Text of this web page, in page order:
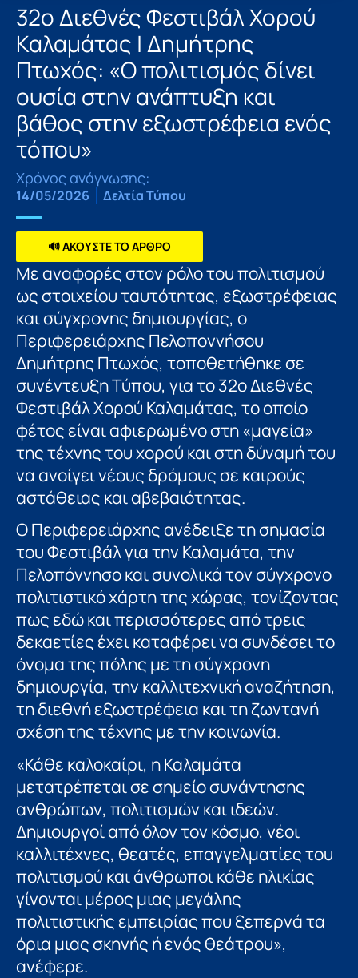
32ο Διεθνές Φεστιβάλ Χορού
Καλαμάτας | Δημήτρης
Πτωχός: «Ο πολιτισμός δίνει
ουσία στην ανάπτυξη και
βάθος στην εξωστρέφεια ενός
τόπου»
Χρόνος ανάγνωσης:
14/05/2026 Δελτία Τύπου
🔊 ΑΚΟΥΣΤΕ ΤΟ ΑΡΘΡΟ
Με αναφορές στον ρόλο του πολιτισμού
ως στοιχείου ταυτότητας, εξωστρέφειας
και σύγχρονης δημιουργίας, ο
Περιφερειάρχης Πελοποννήσου
Δημήτρης Πτωχός, τοποθετήθηκε σε
συνέντευξη Τύπου, για το 32ο Διεθνές
Φεστιβάλ Χορού Καλαμάτας, το οποίο
φέτος είναι αφιερωμένο στη «μαγεία»
της τέχνης του χορού και στη δύναμή του
να ανοίγει νέους δρόμους σε καιρούς
αστάθειας και αβεβαιότητας.
Ο Περιφερειάρχης ανέδειξε τη σημασία
του Φεστιβάλ για την Καλαμάτα, την
Πελοπόννησο και συνολικά τον σύγχρονο
πολιτιστικό χάρτη της χώρας, τονίζοντας
πως εδώ και περισσότερες από τρεις
δεκαετίες έχει καταφέρει να συνδέσει το
όνομα της πόλης με τη σύγχρονη
δημιουργία, την καλλιτεχνική αναζήτηση,
τη διεθνή εξωστρέφεια και τη ζωντανή
σχέση της τέχνης με την κοινωνία.
«Κάθε καλοκαίρι, η Καλαμάτα
μετατρέπεται σε σημείο συνάντησης
ανθρώπων, πολιτισμών και ιδεών.
Δημιουργοί από όλον τον κόσμο, νέοι
καλλιτέχνες, θεατές, επαγγελματίες του
πολιτισμού και άνθρωποι κάθε ηλικίας
γίνονται μέρος μιας μεγάλης
πολιτιστικής εμπειρίας που ξεπερνά τα
όρια μιας σκηνής ή ενός θεάτρου»,
ανέφερε.